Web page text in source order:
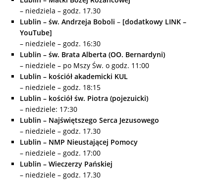
– niedziela – godz. 17.30
Lublin – św. Andrzeja Boboli – [dodatkowy LINK –
YouTube]
– niedziele – godz. 16:30
Lublin – św. Brata Alberta (OO. Bernardyni)
– niedziele – po Mszy Św. o godz. 11:00
Lublin – kościół akademicki KUL
– niedziele – godz. 18:15
Lublin – kościół św. Piotra (pojezuicki)
– niedziele: 17:30
Lublin – Najświętszego Serca Jezusowego
– niedziele – godz. 17.30
Lublin – NMP Nieustającej Pomocy
– niedziele – godz. 17:00
Lublin – Wieczerzy Pańskiej
– niedziele – godz. 17.30